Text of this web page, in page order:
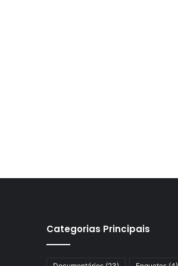
Categorias Principais